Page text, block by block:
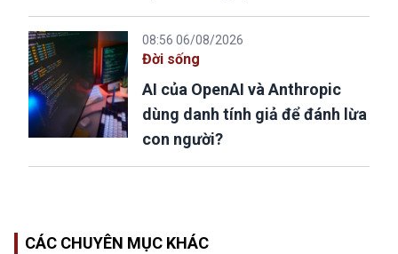
08:56 06/08/2026
Đời sống
AI của OpenAI và Anthropic
dùng danh tính giả để đánh lừa
con người?
CÁC CHUYÊN MỤC KHÁC